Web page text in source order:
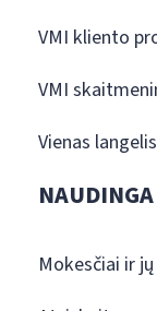
VMI kliento
VMI
Vienas
NAUDINGA
Mokesčiai ir